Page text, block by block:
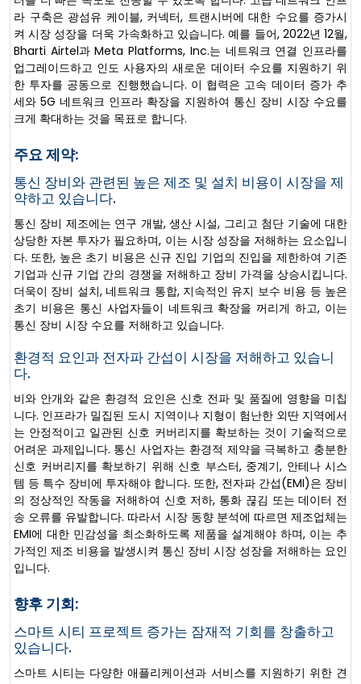
라 구축은 광섬유 케이블, 커넥터, 트랜시버에 대한 수요를 증가시
켜 시장 성장을 더욱 가속화하고 있습니다. 예를 들어, 2022년 12월,
Bharti Airtel과 Meta Platforms, Inc.는 네트워크 연결 인프라를
업그레이드하고 인도 사용자의 새로운 데이터 수요를 지원하기 위
한 투자를 공동으로 진행했습니다. 이 협력은 고속 데이터 증가 추
세와 5G 네트워크 인프라 확장을 지원하여 통신 장비 시장 수요를
크게 확대하는 것을 목표로 합니다.
주요 제약:
통신 장비와 관련된 높은 제조 및 설치 비용이 시장을 제
약하고 있습니다.
통신 장비 제조에는 연구 개발, 생산 시설, 그리고 첨단 기술에 대한
상당한 자본 투자가 필요하며, 이는 시장 성장을 저해하는 요소입니
다. 또한, 높은 초기 비용은 신규 진입 기업의 진입을 제한하여 기존
기업과 신규 기업 간의 경쟁을 저해하고 장비 가격을 상승시킵니다.
더욱이 장비 설치, 네트워크 통합, 지속적인 유지 보수 비용 등 높은
초기 비용은 통신 사업자들이 네트워크 확장을 꺼리게 하고, 이는
통신 장비 시장 수요를 저해하고 있습니다.
환경적 요인과 전자파 간섭이 시장을 저해하고 있습니
다.
비와 안개와 같은 환경적 요인은 신호 전파 및 품질에 영향을 미칩
니다. 인프라가 밀집된 도시 지역이나 지형이 험난한 외딴 지역에서
는 안정적이고 일관된 신호 커버리지를 확보하는 것이 기술적으로
어려운 과제입니다. 통신 사업자는 환경적 제약을 극복하고 충분한
신호 커버리지를 확보하기 위해 신호 부스터, 중계기, 안테나 시스
템 등 특수 장비에 투자해야 합니다. 또한, 전자파 간섭(EMI)은 장비
의 정상적인 작동을 저해하여 신호 저하, 통화 끊김 또는 데이터 전
송 오류를 유발합니다. 따라서 시장 동향 분석에 따르면 제조업체는
EMI에 대한 민감성을 최소화하도록 제품을 설계해야 하며, 이는 추
가적인 제조 비용을 발생시켜 통신 장비 시장 성장을 저해하는 요인
입니다.
향후 기회:
스마트 시티 프로젝트 증가는 잠재적 기회를 창출하고
있습니다.
스마트 시티는 다양한 애플리케이션과 서비스를 지원하기 위한 견